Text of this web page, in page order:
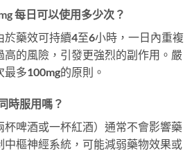
每日可以使用多少次？
於藥效可持續4至6小時，一日內重複
高的風險，引發更強烈的副作用。嚴
多100mg的原則。
時服用嗎？
杯啤酒或一杯紅酒）通常不會影響藥
中樞神經系統，可能減弱藥物效果或